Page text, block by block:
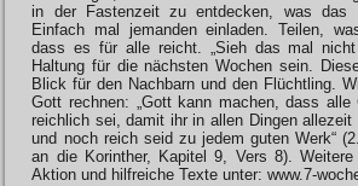
in der Fastenzeit zu entdecken, was das
Einfach mal jemanden einladen. Teilen,
dass es für alle reicht. „Sieh das mal
Haltung für die nächsten Wochen sein.
Blick für den Nachbarn und den Flüchtling.
Gott rechnen: „Gott kann machen, dass alle
reichlich sei, damit ihr in allen Dingen allezeit
und noch reich seid zu jedem guten Werk“
an die Korinther, Kapitel 9, Vers 8). Weitere
Aktion und hilfreiche Texte unter: www.7-